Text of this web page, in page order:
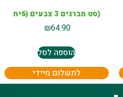
(סט מברגים 3 צבעים (6יח
₪64.90
הוספה לסל
לתשלום מיידי